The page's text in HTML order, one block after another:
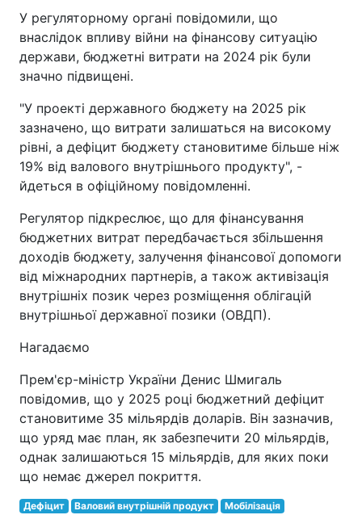
У регуляторному органі повідомили, що
внаслідок впливу війни на фінансову ситуацію
держави, бюджетні витрати на 2024 рік були
значно підвищені.
"У проекті державного бюджету на 2025 рік
зазначено, що витрати залишаться на високому
рівні, а дефіцит бюджету становитиме більше ніж
19% від валового внутрішнього продукту", -
йдеться в офіційному повідомленні.
Регулятор підкреслює, що для фінансування
бюджетних витрат передбачається збільшення
доходів бюджету, залучення фінансової допомоги
від міжнародних партнерів, а також активізація
внутрішніх позик через розміщення облігацій
внутрішньої державної позики (ОВДП).
Нагадаємо
Прем'єр-міністр України Денис Шмигаль
повідомив, що у 2025 році бюджетний дефіцит
становитиме 35 мільярдів доларів. Він зазначив,
що уряд має план, як забезпечити 20 мільярдів,
однак залишаються 15 мільярдів, для яких поки
що немає джерел покриття.
Дефіцит Валовий внутрішній продукт
Мобілізація